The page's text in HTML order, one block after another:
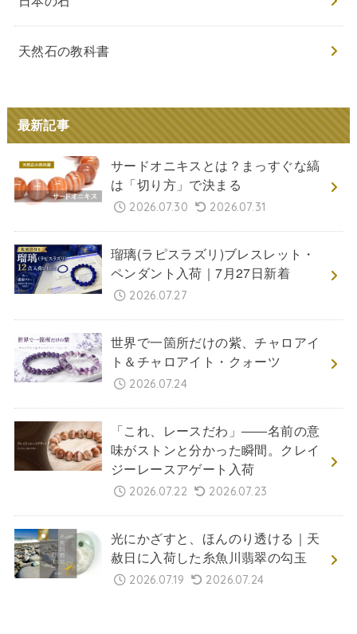
天然石の教科書
最新記事
サードオニキスとは？まっすぐな縞
は「切り方」で決まる
2026.07.30 2026.07.31
瑠璃(ラピスラズリ)ブレスレット・
ペンダント入荷｜7月27日新着
2026.07.27
世界で一箇所だけの紫、チャロアイ
ト＆チャロアイト・クォーツ
2026.07.24
「これ、レースだわ」――名前の意
味がストンと分かった瞬間。クレイ
ジーレースアゲート入荷
2026.07.22 2026.07.23
光にかざすと、ほんのり透ける｜天
赦日に入荷した糸魚川翡翠の勾玉
2026.07.19 2026.07.24